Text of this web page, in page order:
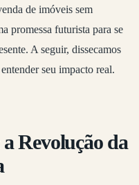
de imóveis sem
promessa futurista para se
A seguir, dissecamos
seu impacto real.
Revolução da